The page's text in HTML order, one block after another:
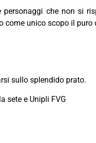
che non si
come unico scopo il puro
sullo splendido prato.
sete e Unipli FVG